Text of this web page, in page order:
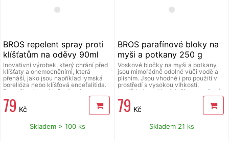
BROS repelent spray proti
klíšťatům na oděvy 90ml
Inovativní výrobek, který chrání před
klíšťaty a onemocněními, která
přenáší, jako jsou například lymská
borelióza nebo klíšťová encefalitida.
Po aplikaci na oblečení a obuv
funguje dvěma způsoby: klíšťata
nejen odpuzuje, ale i zabíjí. Účinkuje
ihned po aplikaci a účinnost si
dobu – až 20 dní. Sprej nabízí
dokonalé řešení pro ochranu rybářů,
79 Kč
Skladem > 100 ks
BROS parafínové bloky na
myši a potkany 250 g
Voskové bločky na myši a potkany
jsou mimořádně odolné vůči vodě a
plísním. Jsou vhodné i pro použití v
prostředí s vysokou vlhkostí,
například ve sklepích či na otevřeném
prostranství. Obsahuje látku, která
brání náhodnému požití lidmi a
domácími zvířaty. Účinná látka je
myš - 60 g na každých 5-10 m,
potkan - 100 g na každých 5 - 10 m.
79 Kč
Skladem 21 ks